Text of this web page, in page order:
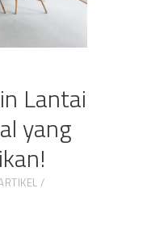
Lantai
yang